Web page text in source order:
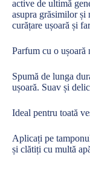
active de ultimă
asupra grăsimilor și
curățare ușoară și
Parfum cu o ușoară
Spumă de lunga
ușoară. Suav și
Ideal pentru toată
Aplicați pe
și clătiți cu multă